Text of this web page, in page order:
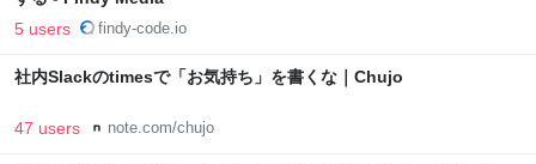
5 users findy-code.io
社内Slackのtimesで「お気持ち」を書くな｜Chujo
47 users note.com/chujo